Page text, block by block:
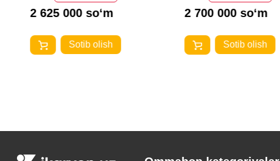
2 625 000 so‘m
Sotib olish
2 700 000 so‘m
Sotib olish